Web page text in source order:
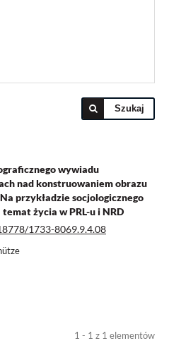
Szukaj
wywiadu
nad konstruowaniem obrazu
przykładzie socjologicznego
życia w PRL-u i NRD
1733-8069.9.4.08
1 - 1 z 1 elementów